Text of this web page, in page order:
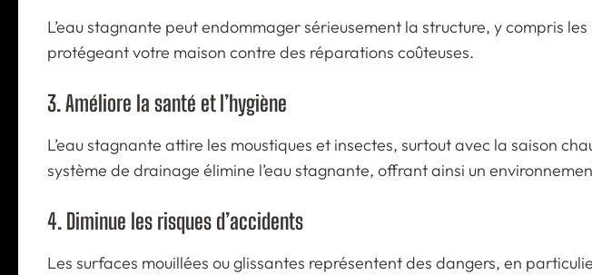
L’eau stagnante peut endommager sérieusement la structure, y compris
protégeant votre maison contre des réparations coûteuses.
3. Améliore la santé et l’hygiène
L’eau stagnante attire les moustiques et insectes, surtout avec la saison
système de drainage élimine l’eau stagnante, offrant ainsi un
4. Diminue les risques d’accidents
Les surfaces mouillées ou glissantes représentent des dangers, en